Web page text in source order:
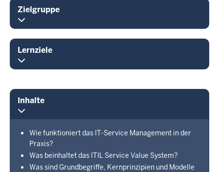
Zielgruppe
Lernziele
Inhalte
Wie funktioniert das IT-Service Management in der
Praxis?
Was beinhaltet das ITIL Service Value System?
Was sind Grundbegriffe, Kernprinzipien und Modelle